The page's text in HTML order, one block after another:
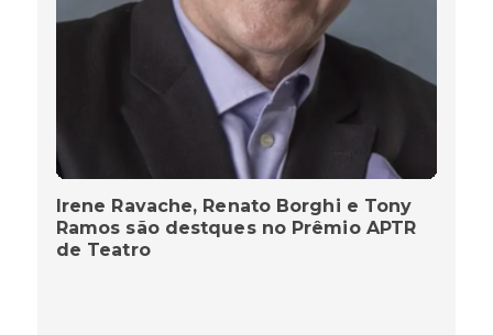
Irene Ravache, Renato Borghi e Tony
Ramos são destques no Prêmio APTR
de Teatro